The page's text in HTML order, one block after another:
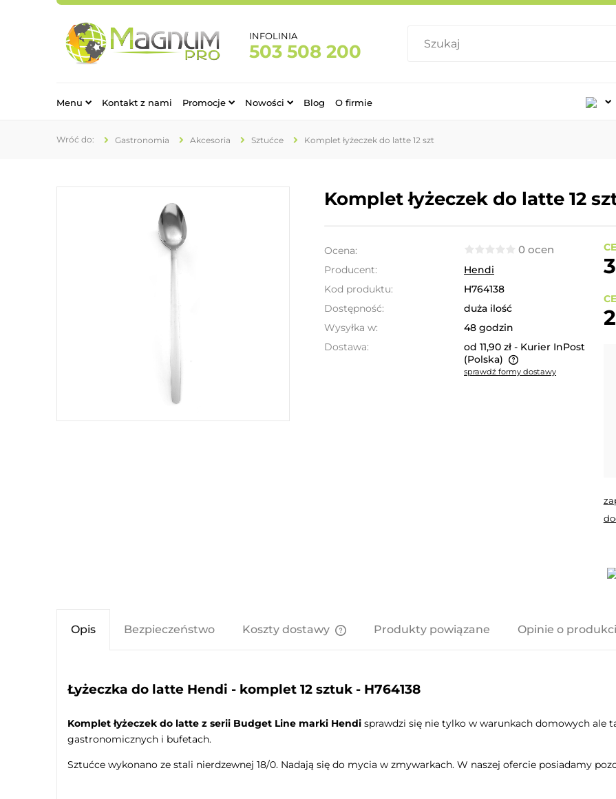
INFOLINIA
503 508 200
Menu Kontakt z nami Promocje Nowości Blog O firmie
Gastronomia Akcesoria Sztućce Komplet łyżeczek do latte 12 szt
Komplet łyżeczek do latte 12
Ocena: 0 ocen
Producent:
Hendi
Kod produktu:
H764138
Dostępność:
duża ilość
Wysyłka w:
48 godzin
Dostawa:
od 11,90 zł - Kurier InPost
(Polska)
sprawdź formy dostawy
Opis Bezpieczeństwo Koszty dostawy Produkty powiązane Opinie o
Łyżeczka do latte Hendi - komplet 12 sztuk - H764138
Komplet łyżeczek do latte z serii Budget Line marki Hendi sprawdzi się nie tylko w warunkach domowych ale
gastronomicznych i bufetach.
Sztućce wykonano ze stali nierdzewnej 18/0. Nadają się do mycia w zmywarkach. W naszej ofercie posiadamy